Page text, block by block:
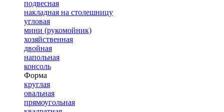
подвесная
накладная на столешницу
угловая
мини (рукомойник)
хозяйственная
двойная
напольная
консоль
Форма
круглая
овальная
прямоугольная